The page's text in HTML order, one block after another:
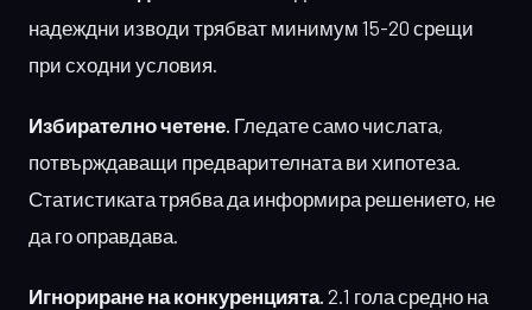
надеждни изводи трябват минимум 15-20 срещи
при сходни условия.
Избирателно четене. Гледате само числата,
потвърждаващи предварителната ви хипотеза.
Статистиката трябва да информира решението, не
да го оправдава.
Игнориране на конкуренцията. 2.1 гола средно на